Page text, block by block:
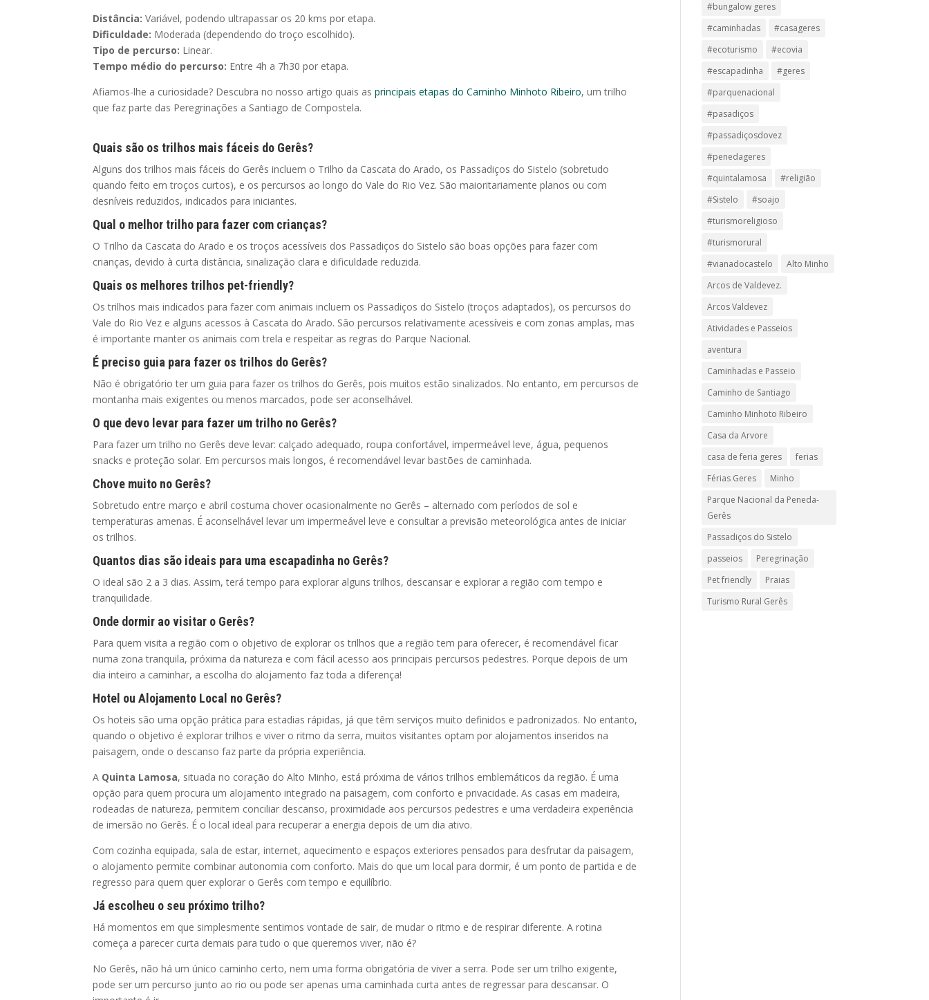
Distância: Variável, podendo ultrapassar os 20 kms por etapa.
Dificuldade: Moderada (dependendo do troço escolhido).
Tipo de percurso: Linear.
Tempo médio do percurso: Entre 4h a 7h30 por etapa.
Afiamos-lhe a curiosidade? Descubra no nosso artigo quais asprincipais etapas do Caminho Minhoto Ribeiro, um trilho
que faz parte das Peregrinações a Santiago de Compostela.
Quais são os trilhos mais fáceis do Gerês?
Alguns dos trilhos mais fáceis do Gerês incluem o Trilho da Cascata do Arado, os Passadiços do Sistelo (sobretudo
quando feito em troços curtos), e os percursos ao longo do Vale do Rio Vez. São maioritariamente planos ou com
desníveis reduzidos, indicados para iniciantes.
Qual o melhor trilho para fazer com crianças?
O Trilho da Cascata do Arado e os troços acessíveis dos Passadiços do Sistelo são boas opções para fazer com
crianças, devido à curta distância, sinalização clara e dificuldade reduzida.
Quais os melhores trilhos pet-friendly?
Os trilhos mais indicados para fazer com animais incluem os Passadiços do Sistelo (troços adaptados), os percursos do
Vale do Rio Vez e alguns acessos à Cascata do Arado. São percursos relativamente acessíveis e com zonas amplas, mas
é importante manter os animais com trela e respeitar as regras do Parque Nacional.
É preciso guia para fazer os trilhos do Gerês?
Não é obrigatório ter um guia para fazer os trilhos do Gerês, pois muitos estão sinalizados. No entanto, em percursos de
montanha mais exigentes ou menos marcados, pode ser aconselhável.
O que devo levar para fazer um trilho no Gerês?
Para fazer um trilho no Gerês deve levar: calçado adequado, roupa confortável, impermeável leve, água, pequenos
snacks e proteção solar. Em percursos mais longos, é recomendável levar bastões de caminhada.
Chove muito no Gerês?
Sobretudo entre março e abril costuma chover ocasionalmente no Gerês – alternado com períodos de sol e
temperaturas amenas. É aconselhável levar um impermeável leve e consultar a previsão meteorológica antes de iniciar
os trilhos.
Quantos dias são ideais para uma escapadinha no Gerês?
O ideal são 2 a 3 dias. Assim, terá tempo para explorar alguns trilhos, descansar e explorar a região com tempo e
tranquilidade.
Onde dormir ao visitar o Gerês?
Para quem visita a região com o objetivo de explorar os trilhos que a região tem para oferecer, é recomendável ficar
numa zona tranquila, próxima da natureza e com fácil acesso aos principais percursos pedestres. Porque depois de um
dia inteiro a caminhar, a escolha do alojamento faz toda a diferença!
Hotel ou Alojamento Local no Gerês?
Os hoteis são uma opção prática para estadias rápidas, já que têm serviços muito definidos e padronizados. No entanto,
quando o objetivo é explorar trilhos e viver o ritmo da serra, muitos visitantes optam por alojamentos inseridos na
paisagem, onde o descanso faz parte da própria experiência.
A Quinta Lamosa, situada no coração do Alto Minho, está próxima de vários trilhos emblemáticos da região. É uma
opção para quem procura um alojamento integrado na paisagem, com conforto e privacidade. As casas em madeira,
rodeadas de natureza, permitem conciliar descanso, proximidade aos percursos pedestres e uma verdadeira experiência
de imersão no Gerês. É o local ideal para recuperar a energia depois de um dia ativo.
Com cozinha equipada, sala de estar, internet, aquecimento e espaços exteriores pensados para desfrutar da paisagem,
o alojamento permite combinar autonomia com conforto. Mais do que um local para dormir, é um ponto de partida e de
regresso para quem quer explorar o Gerês com tempo e equilíbrio.
Já escolheu o seu próximo trilho?
Há momentos em que simplesmente sentimos vontade de sair, de mudar o ritmo e de respirar diferente. A rotina
começa a parecer curta demais para tudo o que queremos viver, não é?
No Gerês, não há um único caminho certo, nem uma forma obrigatória de viver a serra. Pode ser um trilho exigente,
pode ser um percurso junto ao rio ou pode ser apenas uma caminhada curta antes de regressar para descansar. O
#bungalow geres
#caminhadas
#casageres
#ecoturismo
#ecovia
#escapadinha
#geres
#parquenacional
#pasadiços
#passadiçosdovez
#penedageres
#quintalamosa
#religião
#Sistelo
#soajo
#turismoreligioso
#turismorural
#vianadocastelo
Alto Minho
Arcos de Valdevez.
Arcos Valdevez
Atividades e Passeios
aventura
Caminhadas e Passeio
Caminho de Santiago
Caminho Minhoto Ribeiro
Casa da Arvore
casa de feria geres
ferias
Férias Geres
Minho
Parque Nacional da Peneda-
Gerês
Passadiços do Sistelo
passeios
Peregrinação
Pet friendly
Praias
Turismo Rural Gerês